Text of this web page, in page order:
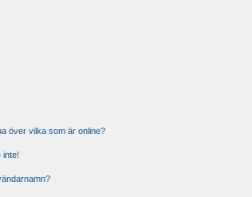
över vilka som är online?
inte!